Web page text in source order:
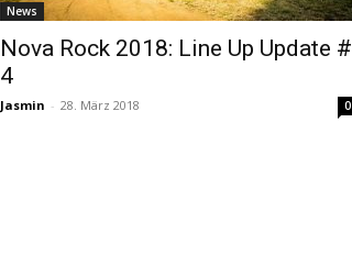
News
Nova Rock 2018: Line Up Update #
4
Jasmin - 28. März 2018 0